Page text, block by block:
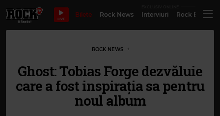
LIVE
Bilete Rock News Interviuri Rock
ROCK NEWS
Ghost: Tobias Forge dezvăluie
care a fost inspirația sa pentru
noul album